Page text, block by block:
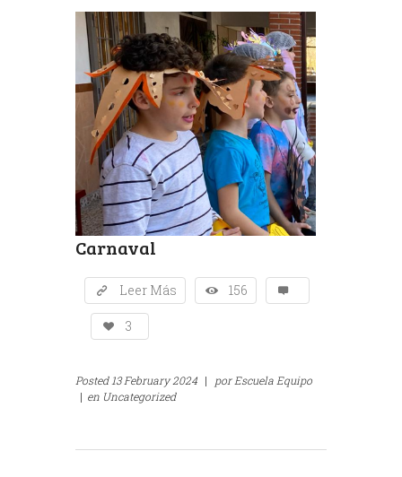
Carnaval
Leer Más 156
3
Posted 13 February 2024 | porEscuela Equipo
| en Uncategorized